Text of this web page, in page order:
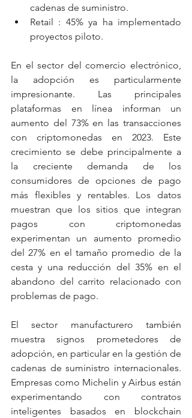
cadenas de suministro.
Retail : 45% ya ha implementado
proyectos piloto.
En el sector del comercio electrónico,
la adopción es particularmente
impresionante. Las principales
plataformas en línea informan un
aumento del 73% en las transacciones
con criptomonedas en 2023. Este
crecimiento se debe principalmente a
la creciente demanda de los
consumidores de opciones de pago
más flexibles y rentables. Los datos
muestran que los sitios que integran
pagos con criptomonedas
experimentan un aumento promedio
del 27% en el tamaño promedio de la
cesta y una reducción del 35% en el
abandono del carrito relacionado con
problemas de pago.
El sector manufacturero también
muestra signos prometedores de
adopción, en particular en la gestión de
cadenas de suministro internacionales.
Empresas como Michelin y Airbus están
experimentando con contratos
inteligentes basados en blockchain